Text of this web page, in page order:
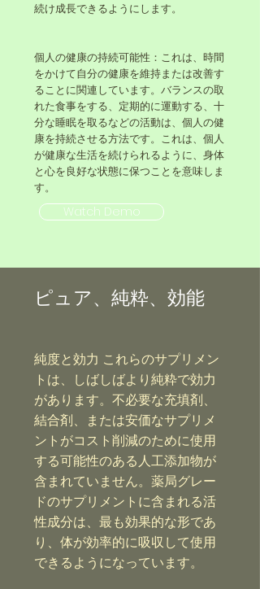
続け成長できるようにします。
個人の健康の持続可能性：これは、時間
をかけて自分の健康を維持または改善す
ることに関連しています。バランスの取
れた食事をする、定期的に運動する、十
分な睡眠を取るなどの活動は、個人の健
康を持続させる方法です。これは、個人
が健康な生活を続けられるように、身体
と心を良好な状態に保つことを意味しま
す。
Watch Demo
ピュア、純粋、効能
純度と効力 これらのサプリメン
トは、しばしばより純粋で効力
があります。不必要な充填剤、
結合剤、または安価なサプリメ
ントがコスト削減のために使用
する可能性のある人工添加物が
含まれていません。薬局グレー
ドのサプリメントに含まれる活
性成分は、最も効果的な形であ
り、体が効率的に吸収して使用
できるようになっています。